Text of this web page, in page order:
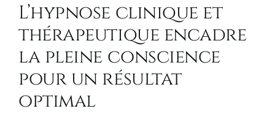
L’hypnose clinique et
thérapeutique encadre
la pleine conscience
pour un résultat
optimal